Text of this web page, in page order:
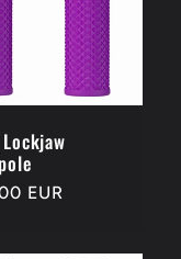
EUR